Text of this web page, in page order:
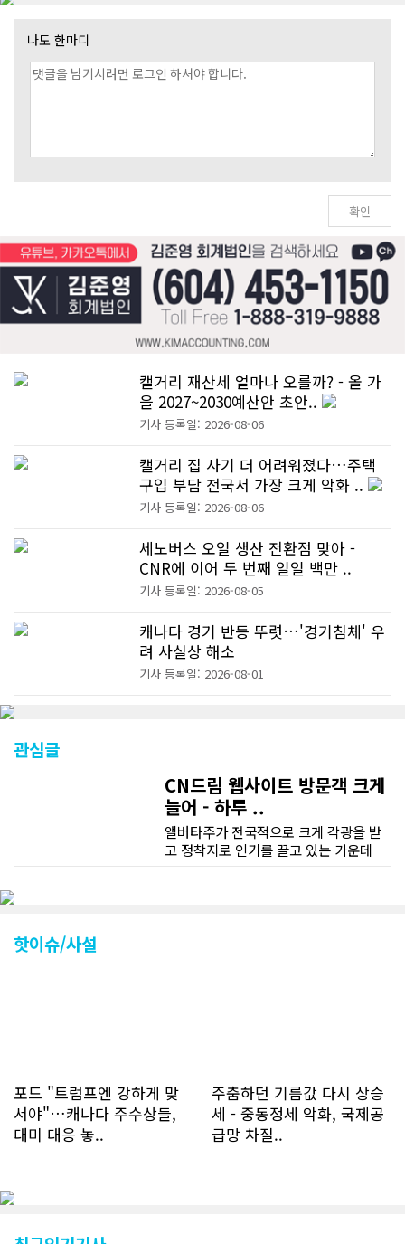
나도 한마디
캘거리 재산세 얼마나 오를까? - 올 가
을 2027~2030예산안 초안..
기사 등록일: 2026-08-06
캘거리 집 사기 더 어려워졌다…주택
구입 부담 전국서 가장 크게 악화 ..
기사 등록일: 2026-08-06
세노버스 오일 생산 전환점 맞아 -
CNR에 이어 두 번째 일일 백만 ..
기사 등록일: 2026-08-05
캐나다 경기 반등 뚜렷…'경기침체' 우
려 사실상 해소
기사 등록일: 2026-08-01
관심글
CN드림 웹사이트 방문객 크게
늘어 - 하루 ..
앨버타주가 전국적으로 크게 각광을 받
고 정착지로 인기를 끌고 있는 가운데
에는 크게 늘어 하루 평균 11명에 달해
60% 증가했는데 (년간 4천명) 신규 가
입자의 절반 정도는 타주에서 이주를 검
토하고 있거나 갓 이주한 회원들로 나타
핫이슈/사설
포드 "트럼프엔 강하게 맞
서야"…캐나다 주수상들,
대미 대응 놓..
주춤하던 기름값 다시 상승
세 - 중동정세 악화, 국제공
급망 차질..